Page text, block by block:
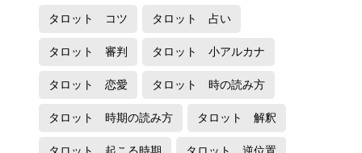
タロット コツ タロット 占い
タロット 審判 タロット 小アルカナ
タロット 恋愛 タロット 時の読み方
タロット 時期の読み方 タロット 解釈